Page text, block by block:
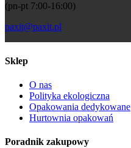
(pn-pt 7:00-16:00)
paxit@paxit.pl
Sklep
O nas
Polityka ekologiczna
Opakowania dedykowane
Hurtownia opakowań
Poradnik zakupowy